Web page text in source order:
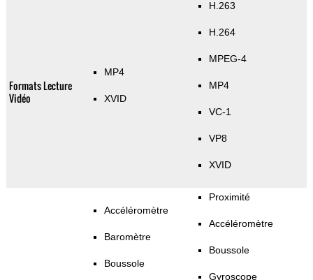
Formats Lecture
Vidéo
MP4
XVID
H.263
H.264
MPEG-4
MP4
VC-1
VP8
XVID
Accéléromètre
Baromètre
Boussole
Proximité
Accéléromètre
Boussole
Gyroscope